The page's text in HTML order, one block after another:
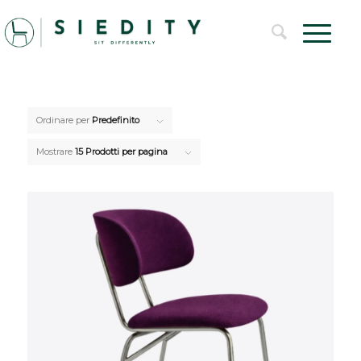
Ordinare per Predefinito
Mostrare 15 Prodotti per pagina